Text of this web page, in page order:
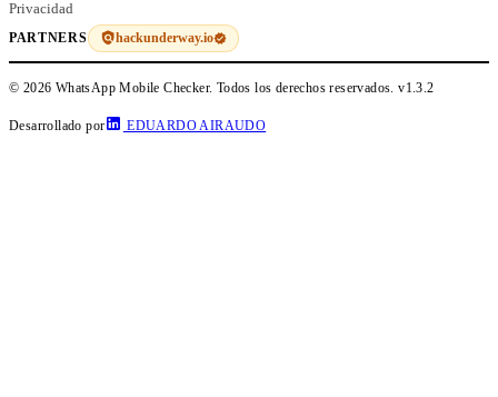
Privacidad
PARTNERS hackunderway.io
© 2026 WhatsApp Mobile Checker. Todos los derechos reservados.v1.3.2
Desarrollado por EDUARDO AIRAUDO